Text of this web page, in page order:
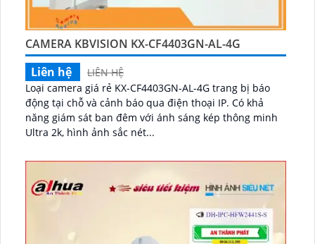
CAMERA KBVISION KX-CF4403GN-AL-4G
Liên hệ
LIÊN HỆ
Loại camera giá rẻ KX-CF4403GN-AL-4G trang bị báo
động tại chỗ và cảnh báo qua điện thoại IP. Có khả
năng giám sát ban đêm với ánh sáng kép thông minh
Ultra 2k, hình ảnh sắc nét...